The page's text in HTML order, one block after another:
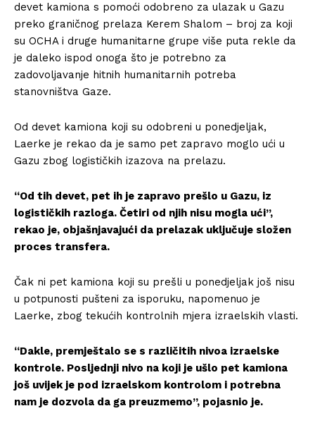
devet kamiona s pomoći odobreno za ulazak u Gazu
preko graničnog prelaza Kerem Shalom – broj za koji
su OCHA i druge humanitarne grupe više puta rekle da
je daleko ispod onoga što je potrebno za
zadovoljavanje hitnih humanitarnih potreba
stanovništva Gaze.
Od devet kamiona koji su odobreni u ponedjeljak,
Laerke je rekao da je samo pet zapravo moglo ući u
Gazu zbog logističkih izazova na prelazu.
“Od tih devet, pet ih je zapravo prešlo u Gazu, iz
logističkih razloga. Četiri od njih nisu mogla ući”,
rekao je, objašnjavajući da prelazak uključuje složen
proces transfera.
Čak ni pet kamiona koji su prešli u ponedjeljak još nisu
u potpunosti pušteni za isporuku, napomenuo je
Laerke, zbog tekućih kontrolnih mjera izraelskih vlasti.
“Dakle, premještalo se s različitih nivoa izraelske
kontrole. Posljednji nivo na koji je ušlo pet kamiona
još uvijek je pod izraelskom kontrolom i potrebna
nam je dozvola da ga preuzmemo”, pojasnio je.